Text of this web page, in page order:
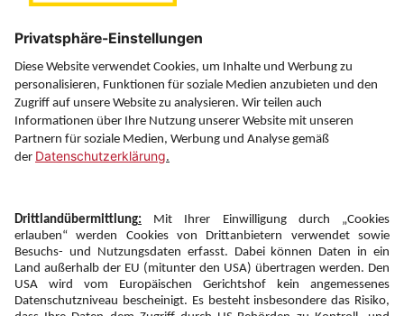
Über uns
Service
Information
Folgen Sie uns auf
Newsletter:
Anmelden